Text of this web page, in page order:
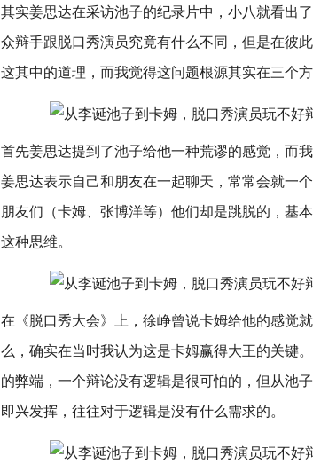
其实姜思达在采访池子的纪录片中，小八就看出
众辩手跟脱口秀演员究竟有什么不同，但是在彼
这其中的道理，而我觉得这问题根源其实在三个方
首先姜思达提到了池子给他一种荒谬的感觉，而
姜思达表示自己和朋友在一起聊天，常常会就一
朋友们（卡姆、张博洋等）他们却是跳脱的，基
这种思维。
在《脱口秀大会》上，徐峥曾说卡姆给他的感觉
么，确实在当时我认为这是卡姆赢得大王的关键
的弊端，一个辩论没有逻辑是很可怕的，但从池
即兴发挥，往往对于逻辑是没有什么需求的。